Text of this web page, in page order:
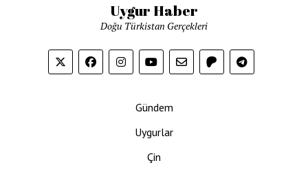
Uygur Haber
Doğu Türkistan Gerçekleri
Gündem
Uygurlar
Çin